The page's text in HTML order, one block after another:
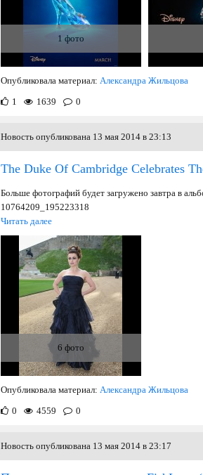
1 фото
Опубликовала материал: Александра Жильцова
1
1639 0
Новость опубликована 13 мая 2014 в 23:13
The Duke Of Cambridge Celebrates
Больше фотографий будет загружено завтра в
10764209_195223318
Читать далее
6 фото
Опубликовала материал: Александра Жильцова
0
4559 0
Новость опубликована 13 мая 2014 в 23:17